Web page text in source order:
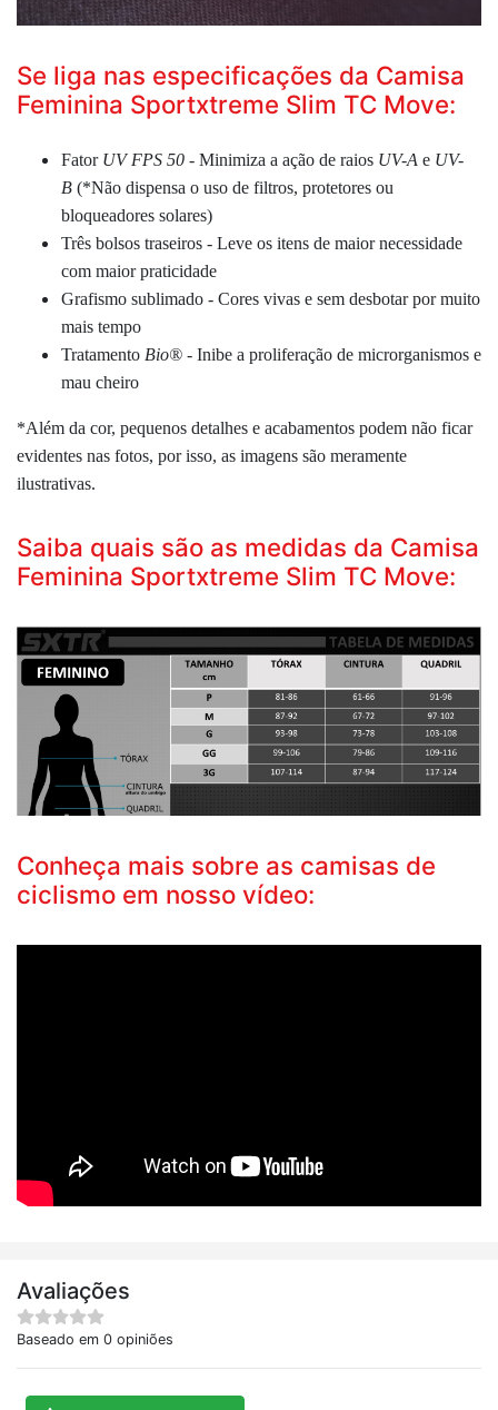
Se liga nas especificações da Camisa
Feminina Sportxtreme Slim TC Move:
Fator UV FPS 50 - Minimiza a ação de raios UV-A e UV-
B (*Não dispensa o uso de filtros, protetores ou
bloqueadores solares)
Três bolsos traseiros - Leve os itens de maior necessidade
com maior praticidade
Grafismo sublimado - Cores vivas e sem desbotar por muito
mais tempo
Tratamento Bio® - Inibe a proliferação de microrganismos e
mau cheiro
*Além da cor, pequenos detalhes e acabamentos podem não ficar
evidentes nas fotos, por isso, as imagens são meramente
ilustrativas.
Saiba quais são as medidas da Camisa
Feminina Sportxtreme Slim TC Move:
Conheça mais sobre as camisas de
ciclismo em nosso vídeo:
Avaliações
Baseado em 0 opiniões